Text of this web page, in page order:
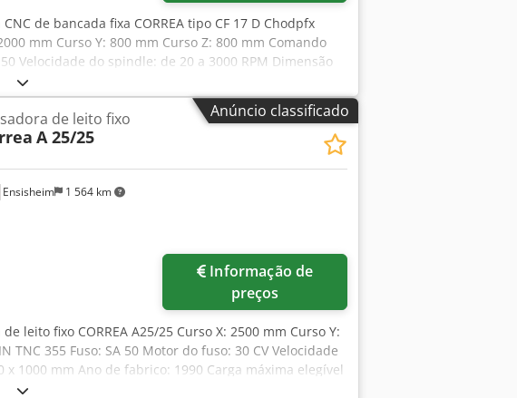
de bancada fixa CORREA tipo CF 17 D Chodpfx
mm Curso Y: 800 mm Curso Z: 800 mm Comando
Velocidade do spindle: de 20 a 3000 RPM Dimensão
3500 kg Potência do motor do spindle: 17 kW
9 T
Anúncio classificado
Ensisheim 1 564 km
de leito fixo
A 25/25
preços
leito fixo CORREA A25/25 Curso X: 2500 mm Curso Y:
TNC 355 Fuso: SA 50 Motor do fuso: 30 CV Velocidade
1000 mm Ano de fabrico: 1990 Carga máxima elegível
V Chodpezmx R Eofx Aiija Dimensões (C x L x A):